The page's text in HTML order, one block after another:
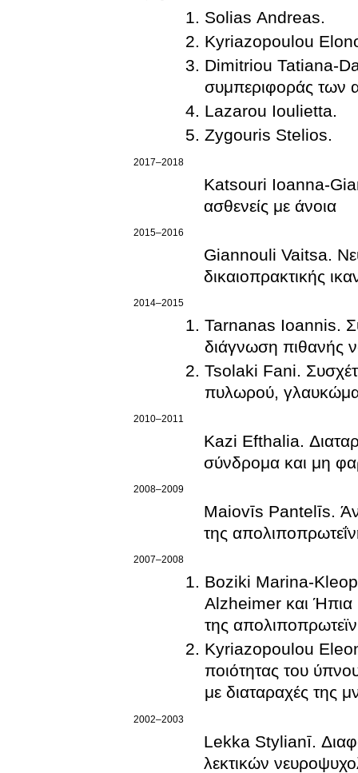
Solias Andreas.
Kyriazopoulou
Dimitriou Tatiana-
συμπεριφοράς των
Lazarou Ioulietta.
Zygouris Stelios.
2017–2018
Katsouri Ioanna-
ασθενείς με άνοια
2015–2016
Giannouli Vaitsa.
δικαιοπρακτικής
2014–2015
Tarnanas Ioannis.
διάγνωση πιθανής
Tsolaki Fani.
πυλωρού,
2010–2011
Kazi Efthalia.
σύνδρομα και μη
2008–2009
Maiovīs Pantelīs.
της
2007–2008
Boziki Marina-
Alzheimer και Ήπια
της
Kyriazopoulou
ποιότητας του
με διαταραχές της
2002–2003
Lekka Stylianī.
λεκτικών